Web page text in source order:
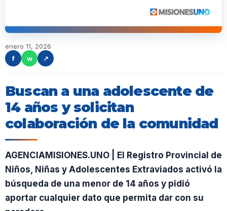
enero 11, 2026
f
w ↗
Buscan a una adolescente de
14 años y solicitan
colaboración de la comunidad
AGENCIAMISIONES.UNO | El Registro Provincial de
Niños, Niñas y Adolescentes Extraviados activó la
búsqueda de una menor de 14 años y pidió
aportar cualquier dato que permita dar con su